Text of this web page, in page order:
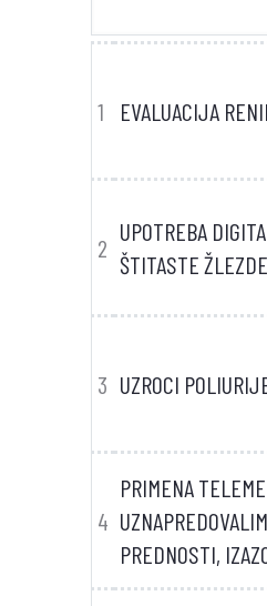
1 EVALUACIJA
2
UPOTREBA
ŠTITASTE
3 UZROCI
4
PRIMENA
PREDNOSTI,